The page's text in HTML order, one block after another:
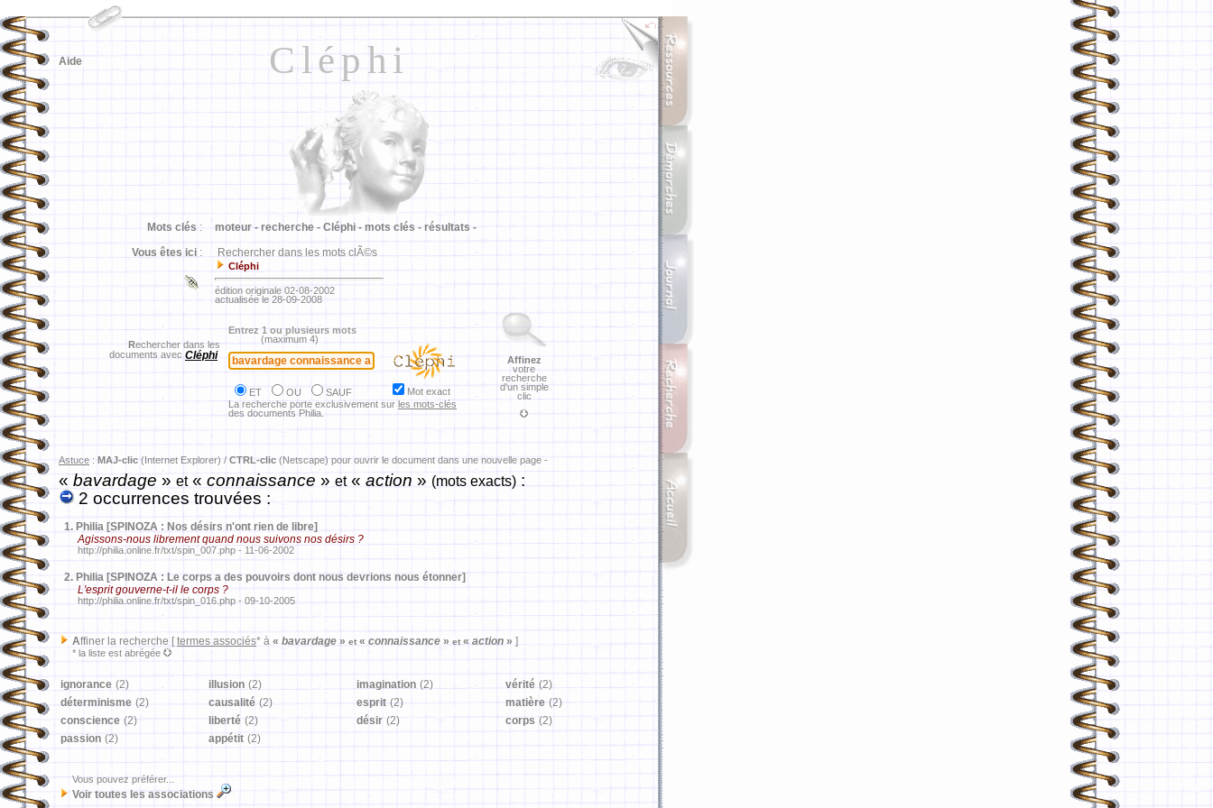
Cléphi
Aide
Mots clés : moteur - recherche - Cléphi - mots clés - résultats -
Vous êtes ici : Rechercher dans les mots clÃ©s
Cléphi
édition originale 02-08-2002
actualisée le 28-09-2008
Rechercher dans les
documents avec Cléphi
Entrez 1 ou plusieurs mots
(maximum 4)
ET OU SAUF
Mot exact
La recherche porte exclusivement sur les mots-clés
des documents Philia.
Affinez
votre
recherche
d'un simple
clic
Astuce : MAJ-clic (Internet Explorer) / CTRL-clic (Netscape) pour ouvrir le document dans une nouvelle page -
«bavardage » et« connaissance » et« action » (mots exacts) :
2 occurrences trouvées :
1. Philia [SPINOZA : Nos désirs n'ont rien de libre]
Agissons-nous librement quand nous suivons nos désirs ?
http://philia.online.fr/txt/spin_007.php - 11-06-2002
2. Philia [SPINOZA : Le corps a des pouvoirs dont nous devrions nous étonner]
L'esprit gouverne-t-il le corps ?
http://philia.online.fr/txt/spin_016.php - 09-10-2005
Affiner la recherche [ termes associés* à « bavardage » et « connaissance » et« action » ]
* la liste est abrégée
ignorance (2) illusion (2) imagination (2) vérité (2)
déterminisme (2) causalité (2) esprit (2) matière (2)
conscience (2) liberté (2) désir (2) corps (2)
passion (2) appétit (2)
Vous pouvez préférer...
Voir toutes les associations